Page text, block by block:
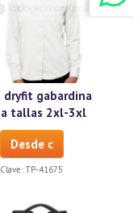
dryfit gabardina
tallas 2xl-3xl
Desde c
Clave: TP-41675